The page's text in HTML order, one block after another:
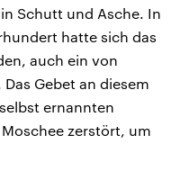
Schutt und Asche. In
hatte sich das
auch ein von
Gebet an diesem
ernannten
zerstört, um